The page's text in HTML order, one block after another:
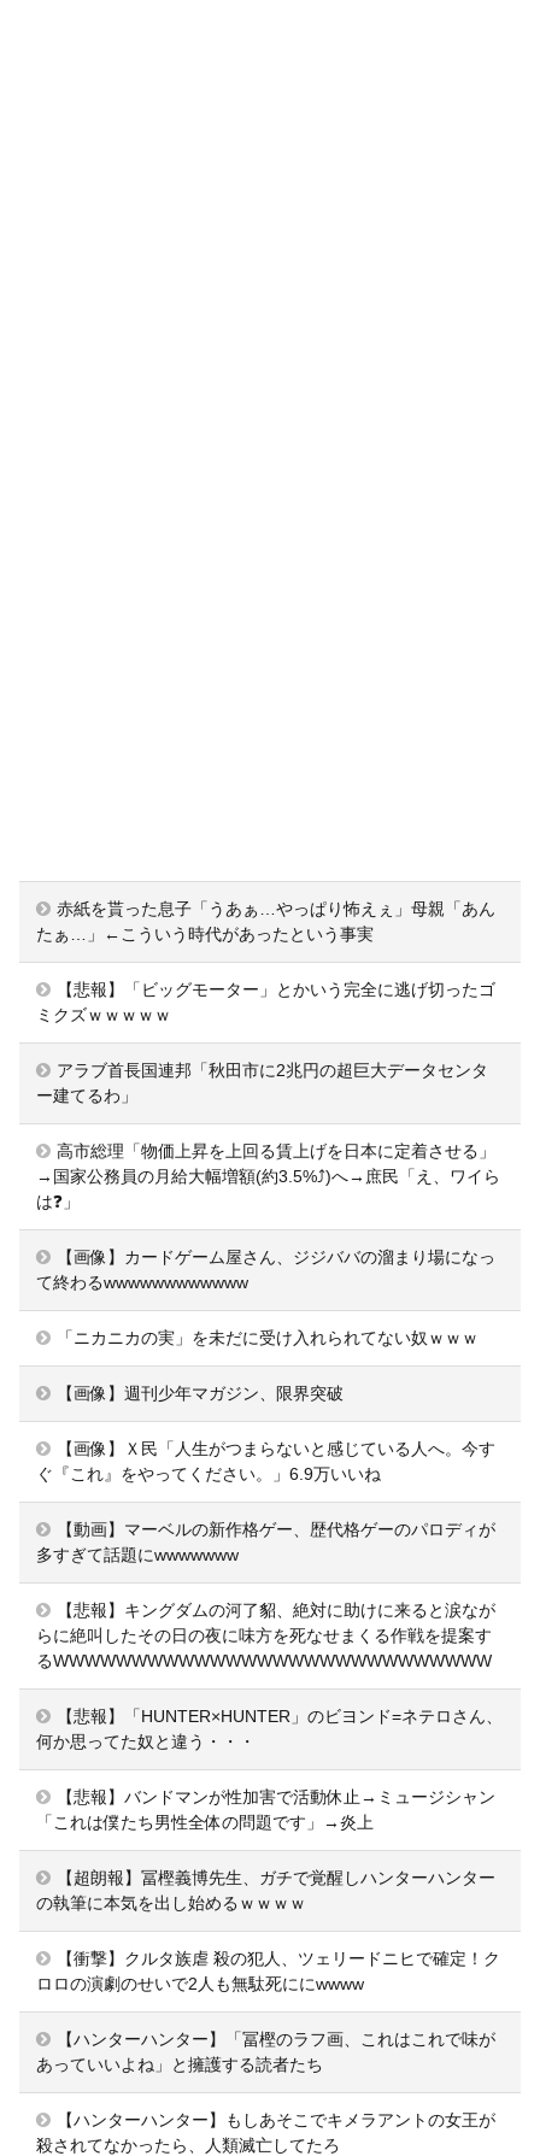
赤紙を貰った息子「うあぁ…やっぱり怖えぇ」母親「あん
たぁ…」←こういう時代があったという事実
【悲報】「ビッグモーター」とかいう完全に逃げ切ったゴ
ミクズｗｗｗｗｗ
アラブ首長国連邦「秋田市に2兆円の超巨大データセンタ
ー建てるわ」
高市総理「物価上昇を上回る賃上げを日本に定着させる」
→国家公務員の月給大幅増額(約3.5%⤴)へ→庶民「え、ワイら
は❓」
【画像】カードゲーム屋さん、ジジババの溜まり場になっ
て終わるwwwwwwwwwwww
「ニカニカの実」を未だに受け入れられてない奴ｗｗｗ
【画像】週刊少年マガジン、限界突破
【画像】Ｘ民「人生がつまらないと感じている人へ。今す
ぐ『これ』をやってください。」6.9万いいね
【動画】マーベルの新作格ゲー、歴代格ゲーのパロディが
多すぎて話題にwwwwwww
【悲報】キングダムの河了貂、絶対に助けに来ると涙なが
らに絶叫したその日の夜に味方を死なせまくる作戦を提案す
るWWWWWWWWWWWWWWWWWWWWWWWWWWWW
【悲報】「HUNTER×HUNTER」のビヨンド=ネテロさん、
何か思ってた奴と違う・・・
【悲報】バンドマンが性加害で活動休止→ミュージシャン
「これは僕たち男性全体の問題です」→炎上
【超朗報】冨樫義博先生、ガチで覚醒しハンターハンター
の執筆に本気を出し始めるｗｗｗｗ
【衝撃】クルタ族虐 殺の犯人、ツェリードニヒで確定！ク
ロロの演劇のせいで2人も無駄死ににwwww
【ハンターハンター】「冨樫のラフ画、これはこれで味が
あっていいよね」と擁護する読者たち
【ハンターハンター】もしあそこでキメラアントの女王が
殺されてなかったら、人類滅亡してたろ